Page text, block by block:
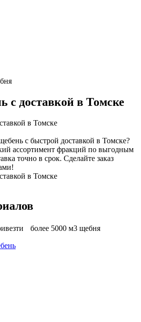
с доставкой в Томске
с быстрой доставкой в Томске?
ассортимент фракций по выгодным
точно в срок. Сделайте заказ
более 5000 м3 щебня